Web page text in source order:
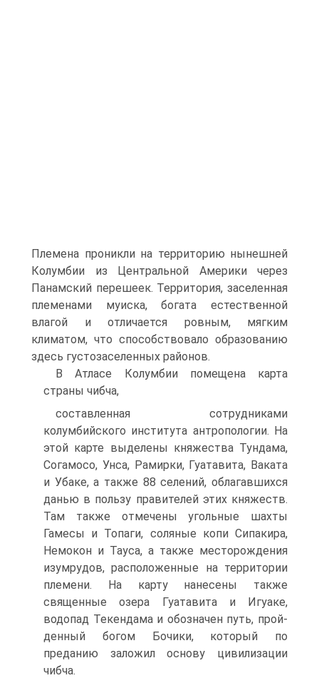
Племена проникли на территорию нынешней
Колумбии из Цен­тральной Америки через
Панамский перешеек. Тер­ритория, заселенная
племенами муиска, богата есте­ственной
влагой и отличается ровным, мягким
климатом, что способствовало образованию
здесь густозаселенных районов.
В Атласе Колумбии помещена карта
страны чибча,
составленная сотрудниками
колумбийского института антропологии. На
этой карте выделены княжества Тундама,
Согамосо, Унса, Рамирки, Гуатавита, Вака­та
и Убаке, а также 88 селений, облагавшихся
данью в пользу правителей этих княжеств.
Там также отме­чены угольные шахты
Гамесы и Топаги, соляные копи Сипакира,
Немокон и Тауса, а также месторождения
изумрудов, расположенные на территории
племени. На карту нанесены также
священные озера Гуатавита и Игуаке,
водопад Текендама и обозначен путь, прой­
денный богом Бочики, который по
преданию заложил основу цивилизации
чибча.